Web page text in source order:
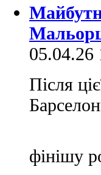
05.04.26
Після
фінішу